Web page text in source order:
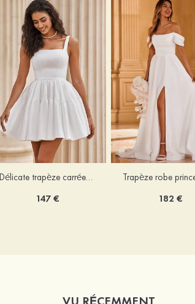
Délicate trapèze carrée satin courte/mini robe de mariée
147 € 182 €